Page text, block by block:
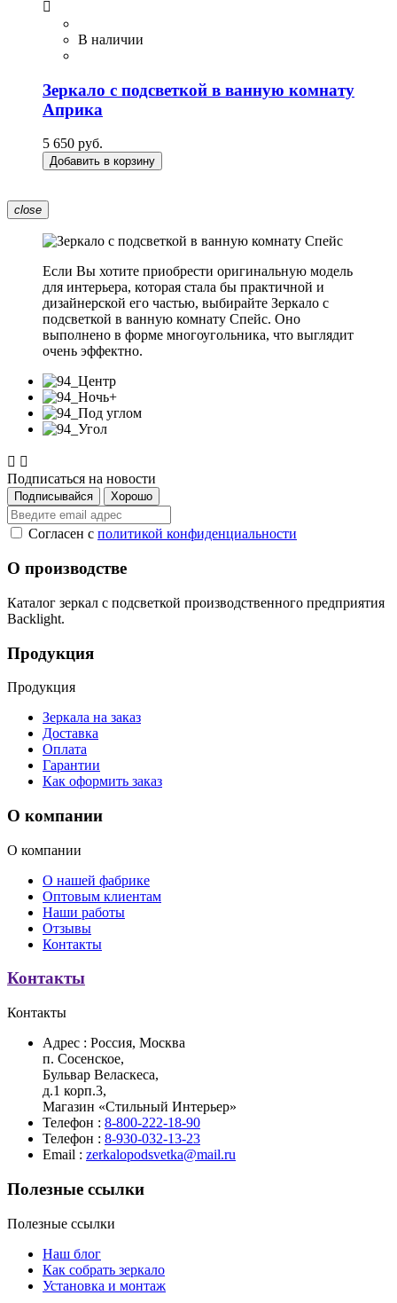

В наличии
Зеркало с подсветкой в ванную комнату
Априка
5 650 руб.
Добавить в корзину
close
Если Вы хотите приобрести оригинальную модель
для интерьера, которая стала бы практичной и
дизайнерской его частью, выбирайте Зеркало с
подсветкой в ванную комнату Спейс. Оно
выполнено в форме многоугольника, что выглядит
очень эффектно.
 
Подписаться на новости
Согласен с политикой конфиденциальности
О производстве
Каталог зеркал с подсветкой производственного предприятия
Backlight.
Продукция
Продукция
Зеркала на заказ
Доставка
Оплата
Гарантии
Как оформить заказ
О компании
О компании
О нашей фабрике
Оптовым клиентам
Наши работы
Отзывы
Контакты
Контакты
Контакты
Адрес : Россия, Москва
п. Сосенское,
Бульвар Веласкеса,
д.1 корп.3,
Магазин «Стильный Интерьер»
Телефон : 8-800-222-18-90
Телефон : 8-930-032-13-23
Email : zerkalopodsvetka@mail.ru
Полезные ссылки
Полезные ссылки
Наш блог
Как собрать зеркало
Установка и монтаж